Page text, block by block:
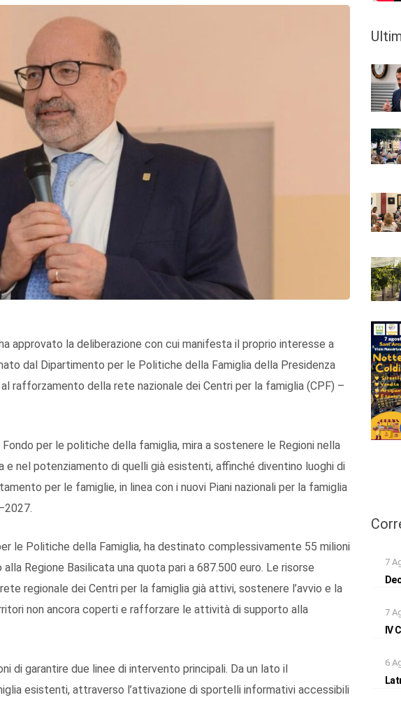
approvato la deliberazione con cui manifesta il proprio interesse a
dal Dipartimento per le Politiche della Famiglia della Presidenza
rafforzamento della rete nazionale dei Centri per la famiglia (CPF) –
Fondo per le politiche della famiglia, mira a sostenere le Regioni nella
e nel potenziamento di quelli già esistenti, affinché diventino luoghi di
per le famiglie, in linea con i nuovi Piani nazionali per la famiglia
le Politiche della Famiglia, ha destinato complessivamente 55 milioni
Regione Basilicata una quota pari a 687.500 euro. Le risorse
regionale dei Centri per la famiglia già attivi, sostenere l’avvio e la
non ancora coperti e rafforzare le attività di supporto alla
di garantire due linee di intervento principali. Da un lato il
esistenti, attraverso l’attivazione di sportelli informativi accessibili
7
7
IV
6